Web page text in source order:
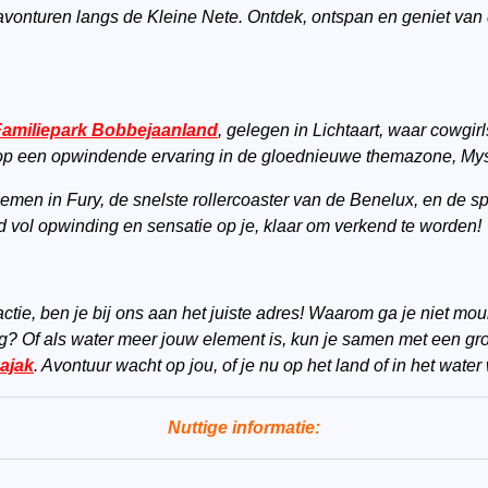
langs de Kleine Nete. Ontdek, ontspan en geniet
Bobbejaanland, gelegen in Lichtaart, waar
een opwindende ervaring in de gloednieuwe themazone,
in Fury, de snelste rollercoaster van de Benelux, en de
opwinding en sensatie op je, klaar om verkend te worden!
ben je bij ons aan het juiste adres! Waarom ga je niet
Of als water meer jouw element is, kun je samen met een
. Avontuur wacht op jou, of je nu op het land of in het
Nuttige informatie: